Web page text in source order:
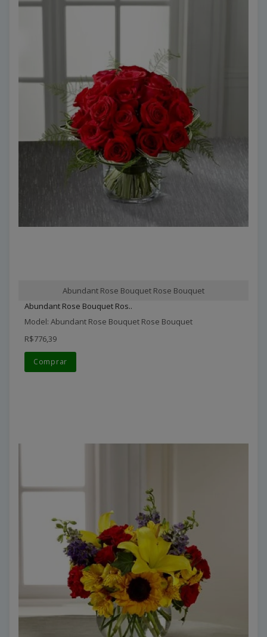
Abundant Rose Bouquet Rose Bouquet
Abundant Rose Bouquet Ros..
Model: Abundant Rose Bouquet Rose Bouquet
R$776,39
Comprar